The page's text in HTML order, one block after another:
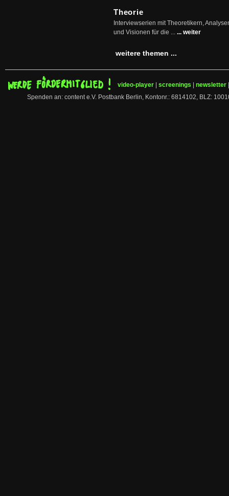
Theorie
Interviewserien mit Theoretikern,
und Visionen für die ... ... weiter
weitere themen ...
video-player screenings newsletter
Spenden an: content e.V. Postbank Berlin, Kontonr.: 6814102, BLZ: